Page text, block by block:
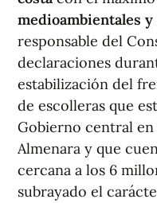
medioambientales
responsable del
declaraciones
estabilización del
de escolleras que
Gobierno central en
Almenara y que
cercana a los 6
subrayado el